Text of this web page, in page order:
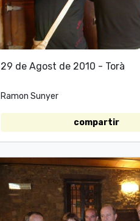
29 de Agost de 2010 - Torà
Ramon Sunyer
compartir